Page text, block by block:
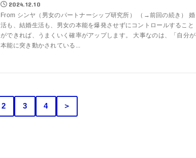
2024.12.10
From シンヤ（男女のパートナーシップ研究所） （→前回の続き） 婚
活も、結婚生活も、男女の本能を爆発させずにコントロールすること
ができれば、うまくいく確率がアップします。 大事なのは、「自分が
本能に突き動かされている...
2 3 4 ＞